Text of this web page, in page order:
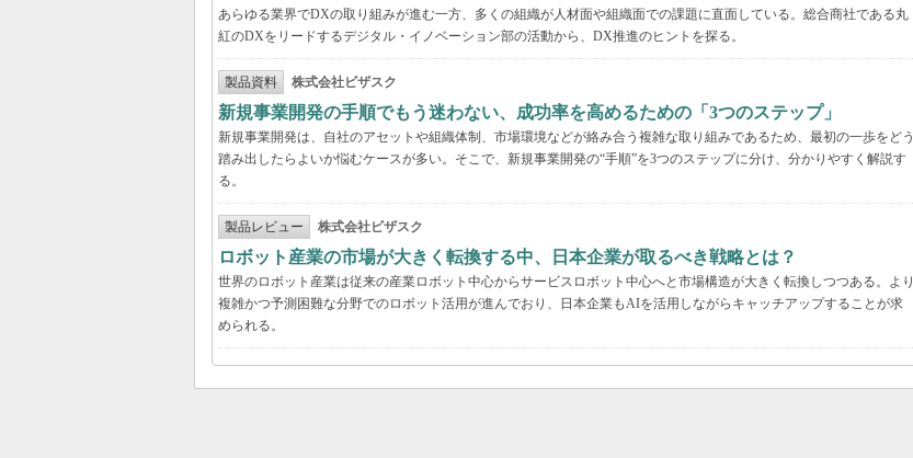
あらゆる業界でDXの取り組みが進む一方、多くの組織が人材面や組織面での課題に直面している。総合商社である丸
紅のDXをリードするデジタル・イノベーション部の活動から、DX推進のヒントを探る。
製品資料 株式会社ビザスク
新規事業開発の手順でもう迷わない、成功率を高めるための「3つのステップ」
新規事業開発は、自社のアセットや組織体制、市場環境などが絡み合う複雑な取り組みであるため、最初の一歩をどう
踏み出したらよいか悩むケースが多い。そこで、新規事業開発の“手順”を3つのステップに分け、分かりやすく解説す
る。
製品レビュー 株式会社ビザスク
ロボット産業の市場が大きく転換する中、日本企業が取るべき戦略とは？
世界のロボット産業は従来の産業ロボット中心からサービスロボット中心へと市場構造が大きく転換しつつある。より
複雑かつ予測困難な分野でのロボット活用が進んでおり、日本企業もAIを活用しながらキャッチアップすることが求
められる。